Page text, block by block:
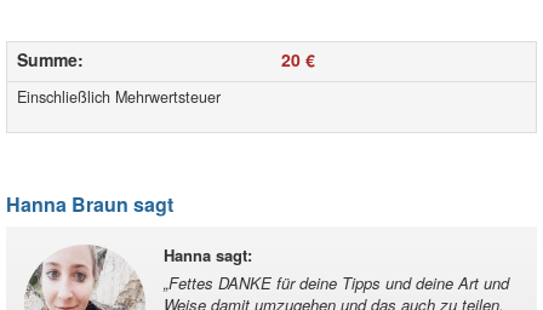
Summe: 20 €
Einschließlich Mehrwertsteuer
Hanna Braun sagt
Hanna sagt:
„Fettes DANKE für deine Tipps und deine Art und
Weise damit umzugehen und das auch zu teilen.